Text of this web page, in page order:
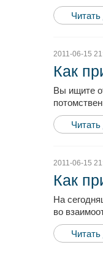
2011-06-15
Как
Вы ищите
2011-06-15
Как
На
во